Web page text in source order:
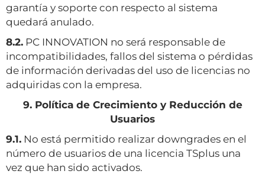
garantía y soporte con respecto al sistema
quedará anulado.
8.2. PC INNOVATION no será responsable de
incompatibilidades, fallos del sistema o pérdidas
de información derivadas del uso de licencias no
adquiridas con la empresa.
9. Política de Crecimiento y Reducción de
Usuarios
9.1. No está permitido realizar downgrades en el
número de usuarios de una licencia TSplus una
vez que han sido activados.